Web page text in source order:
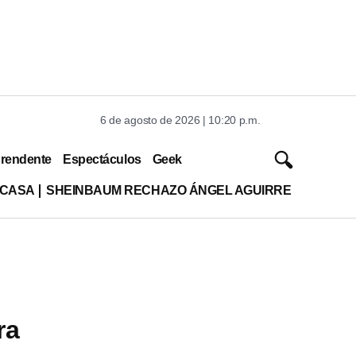
6 de agosto de 2026 | 10:20 p.m.
Espectáculos Geek
SHEINBAUM RECHAZO ÁNGEL AGUIRRE